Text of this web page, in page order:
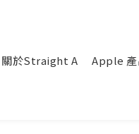
關於Straight A Apple 產